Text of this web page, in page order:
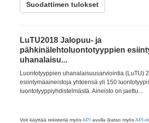
Suodattimen tulokset
LuTU2018 Jalopuu- ja
pähkinälehtoluontotyyppien
uhanalaisu...
Luontotyyppien uhanalaisuusarviointia (LuTU)
esiintymäaineistoja yhteensä yli 150
luontotyyppiyhdistelmästä. Aineisto on jaettu...
Voit käyttää rekisteriä myösAPI avulla (katso myösAPI-